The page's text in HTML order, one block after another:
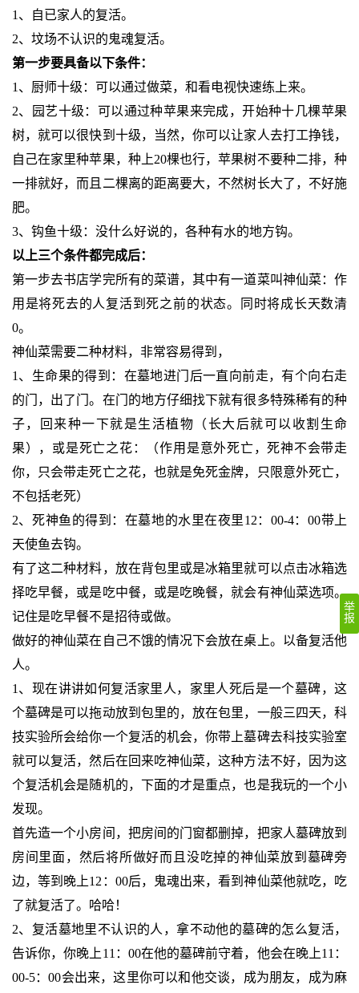
1、自已家人的复活。
2、坟场不认识的鬼魂复活。
第一步要具备以下条件：
1、厨师十级：可以通过做菜，和看电视快速练上来。
2、园艺十级：可以通过种苹果来完成，开始种十几棵苹果
树，就可以很快到十级，当然，你可以让家人去打工挣钱，
自己在家里种苹果，种上20棵也行，苹果树不要种二排，种
一排就好，而且二棵离的距离要大，不然树长大了，不好施
肥。
3、钩鱼十级：没什么好说的，各种有水的地方钩。
以上三个条件都完成后：
第一步去书店学完所有的菜谱，其中有一道菜叫神仙菜：作
用是将死去的人复活到死之前的状态。同时将成长天数清
0。
神仙菜需要二种材料，非常容易得到，
1、生命果的得到：在墓地进门后一直向前走，有个向右走
的门，出了门。在门的地方仔细找下就有很多特殊稀有的种
子，回来种一下就是生活植物（长大后就可以收割生命
果），或是死亡之花：（作用是意外死亡，死神不会带走
你，只会带走死亡之花，也就是免死金牌，只限意外死亡，
不包括老死）
2、死神鱼的得到：在墓地的水里在夜里12：00-4：00带上
天使鱼去钩。
有了这二种材料，放在背包里或是冰箱里就可以点击冰箱选
择吃早餐，或是吃中餐，或是吃晚餐，就会有神仙菜选项。
记住是吃早餐不是招待或做。
做好的神仙菜在自己不饿的情况下会放在桌上。以备复活他
人。
1、现在讲讲如何复活家里人，家里人死后是一个墓碑，这
个墓碑是可以拖动放到包里的，放在包里，一般三四天，科
技实验所会给你一个复活的机会，你带上墓碑去科技实验室
就可以复活，然后在回来吃神仙菜，这种方法不好，因为这
个复活机会是随机的，下面的才是重点，也是我玩的一个小
发现。
首先造一个小房间，把房间的门窗都删掉，把家人墓碑放到
房间里面，然后将所做好而且没吃掉的神仙菜放到墓碑旁
边，等到晚上12：00后，鬼魂出来，看到神仙菜他就吃，吃
了就复活了。哈哈！
2、复活墓地里不认识的人，拿不动他的墓碑的怎么复活，
告诉你，你晚上11：00在他的墓碑前守着，他会在晚上11：
00-5：00会出来，这里你可以和他交谈，成为朋友，成为麻
举
报